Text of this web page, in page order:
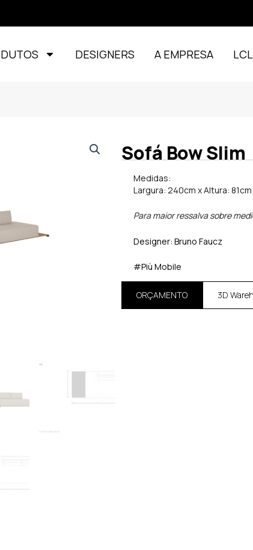
DESIGNERS A EMPRESA
Sofá Bow Slim
Medidas:
Largura: 240cm x Altura:
Para maior ressalva sobre
Designer: Bruno Faucz
#Più Mobile
ORÇAMENTO 3D